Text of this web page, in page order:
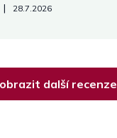
je 5 z 5 hvězdiček.
| 28.7.2026
další recenze